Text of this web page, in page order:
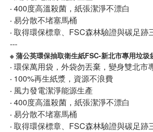
‧ 400度高溫殺菌，紙張潔淨不漂白
‧ 易分散不堵塞馬桶
‧ 取得環保標章、FSC森林驗證與碳足跡
---
※ 蒲公英環保抽取衛生紙FSC-新北市專用垃圾
‧ 環保萬用袋，外袋勿丟棄，變身雙北市
‧ 100%再生紙漿，資源不浪費
‧ 風力發電潔淨能源生產
‧ 400度高溫殺菌，紙張潔淨不漂白
‧ 易分散不堵塞馬桶
‧ 取得環保標章、FSC森林驗證與碳足跡